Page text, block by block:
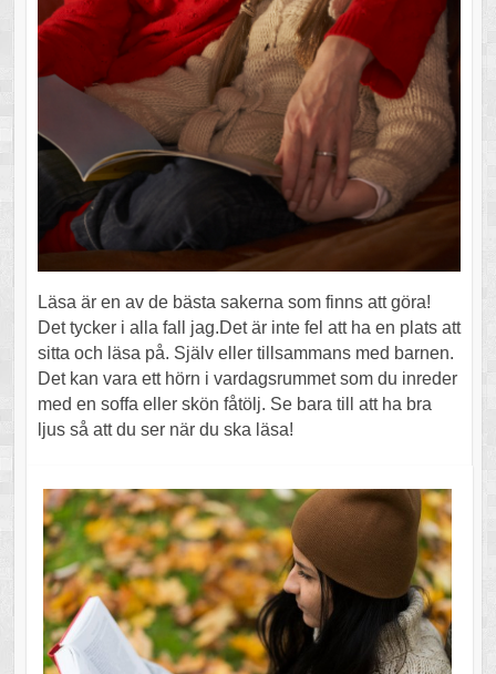
Läsa är en av de bästa sakerna som finns att göra!
Det tycker i alla fall jag.Det är inte fel att ha en plats att
sitta och läsa på. Själv eller tillsammans med barnen.
Det kan vara ett hörn i vardagsrummet som du inreder
med en soffa eller skön fåtölj. Se bara till att ha bra
ljus så att du ser när du ska läsa!